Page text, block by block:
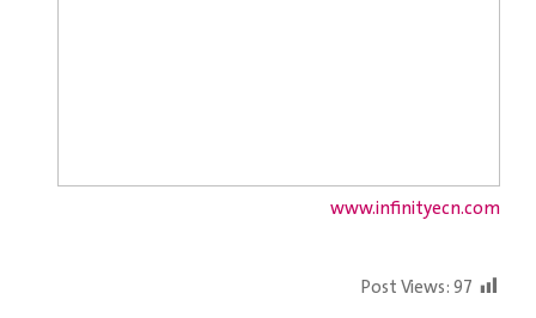
www.infinityecn.com
Post Views:97